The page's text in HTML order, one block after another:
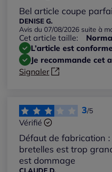
Les plus anciens
Notes les plus élevées
Notes les plus basses
Bel article coupe
DENISE G.
Avis du 07/08/2026 suite à
Cet article taille:
L’article est
Je recommande cet
Signaler
3/5
Vérifié
Défaut de fabrication
bretelles est trop
est dommage